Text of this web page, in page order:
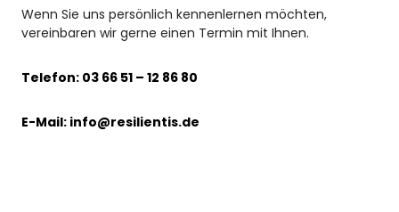
Wenn Sie uns persönlich kennenlernen möchten,
vereinbaren wir gerne einen Termin mit Ihnen.
Telefon: 03 66 51 – 12 86 80
E-Mail: info@resilientis.de